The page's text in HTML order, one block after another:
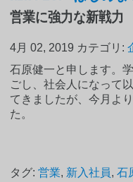
営業に強力な新戦力
4月 02, 2019 カテゴリ:
石原健一と申します。
ごし、社会人になって
てきましたが、今月よ
た。
タグ:営業, 新入社員,石